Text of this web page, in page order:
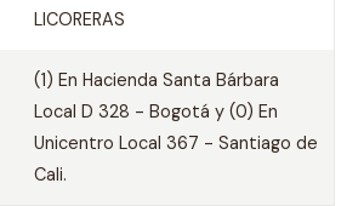
LICORERAS
(1) En Hacienda Santa Bárbara
Local D 328 - Bogotá y (0) En
Unicentro Local 367 - Santiago de
Cali.